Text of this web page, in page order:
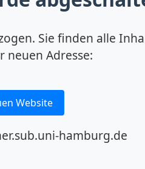
Sie finden alle
neuen Adresse:
Website
hamburg.de